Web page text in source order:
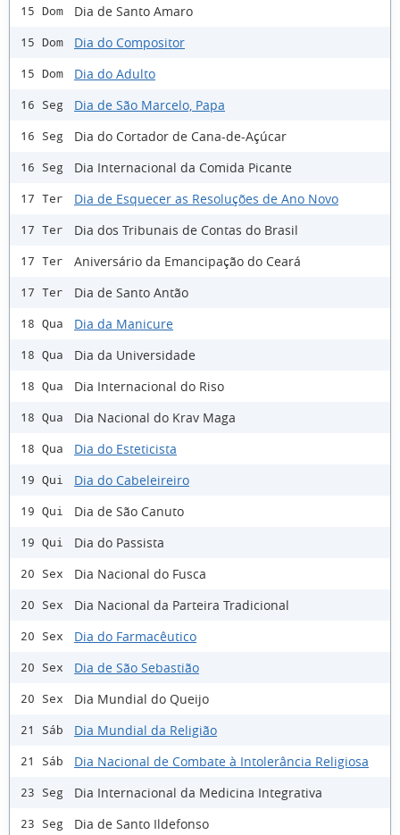
15 Dom Dia de Santo Amaro
15 Dom Dia do Compositor
15 Dom Dia do Adulto
16 Seg Dia de São Marcelo, Papa
16 Seg Dia do Cortador de Cana-de-Açúcar
16 Seg Dia Internacional da Comida Picante
17 Ter Dia de Esquecer as Resoluções de Ano Novo
17 Ter Dia dos Tribunais de Contas do Brasil
17 Ter Aniversário da Emancipação do Ceará
17 Ter Dia de Santo Antão
18 Qua Dia da Manicure
18 Qua Dia da Universidade
18 Qua Dia Internacional do Riso
18 Qua Dia Nacional do Krav Maga
18 Qua Dia do Esteticista
19 Qui Dia do Cabeleireiro
19 Qui Dia de São Canuto
19 Qui Dia do Passista
20 Sex Dia Nacional do Fusca
20 Sex Dia Nacional da Parteira Tradicional
20 Sex Dia do Farmacêutico
20 Sex Dia de São Sebastião
20 Sex Dia Mundial do Queijo
21 Sáb Dia Mundial da Religião
21 Sáb Dia Nacional de Combate à Intolerância Religiosa
23 Seg Dia Internacional da Medicina Integrativa
23 Seg Dia de Santo Ildefonso